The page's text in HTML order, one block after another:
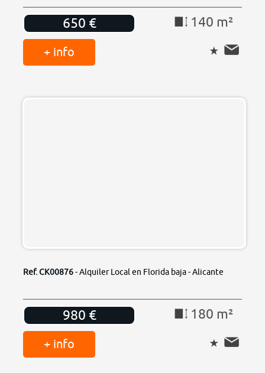
650 € 140 m²
+ info
Ref. CK00876- Alquiler Local en Florida baja - Alicante
980 € 180 m²
+ info